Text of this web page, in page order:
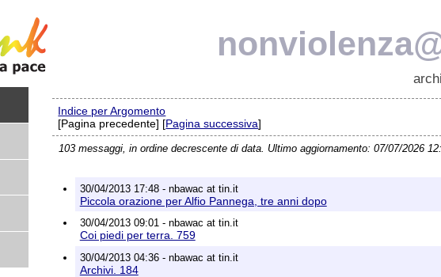
Indice per Argomento
[Pagina precedente] [Pagina successiva]
103 messaggi, in ordine decrescente di data. Ultimo aggiornamento: 07/07/2026
30/04/2013 17:48 - nbawac at tin.it
Piccola orazione per Alfio Pannega, tre anni dopo
30/04/2013 09:01 - nbawac at tin.it
Coi piedi per terra. 759
30/04/2013 04:36 - nbawac at tin.it
Archivi. 184